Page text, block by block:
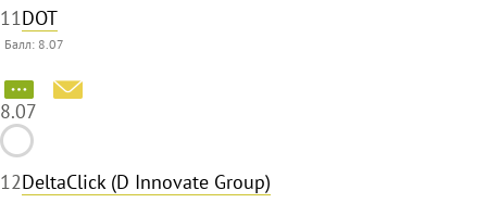
11DOT
Балл: 8.07
8.07
12DeltaClick (D Innovate Group)